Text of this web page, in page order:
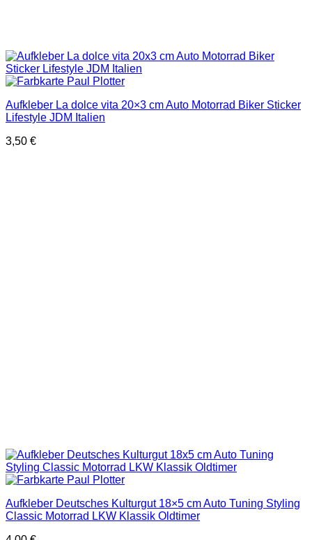
Aufkleber La dolce vita 20×3 cm Auto Motorrad Biker Sticker
Lifestyle JDM Italien
3,50 €
Aufkleber Deutsches Kulturgut 18×5 cm Auto Tuning Styling
Classic Motorrad LKW Klassik Oldtimer